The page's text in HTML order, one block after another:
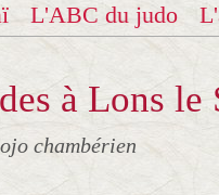
L'ABC du judo
à Lons le
chambérien